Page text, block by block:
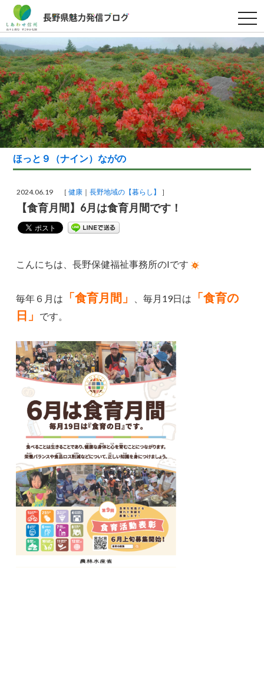
t
o
g
l
e
n
a
v
i
g
a
t
i
o
n
ほっと９（ナイン）ながの
2024.06.19 ［健康 長野地域の【暮らし】 ］
【食育月間】6月は食育月間です！
こんにちは、長野保健福祉事務所のIです
毎年６月は 「食育月間」 、毎月19日は
「食育の
日」
です。